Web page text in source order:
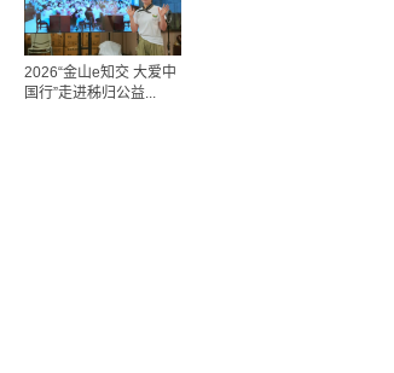
2026“金山e知交 大爱中
国行”走进秭归公益...